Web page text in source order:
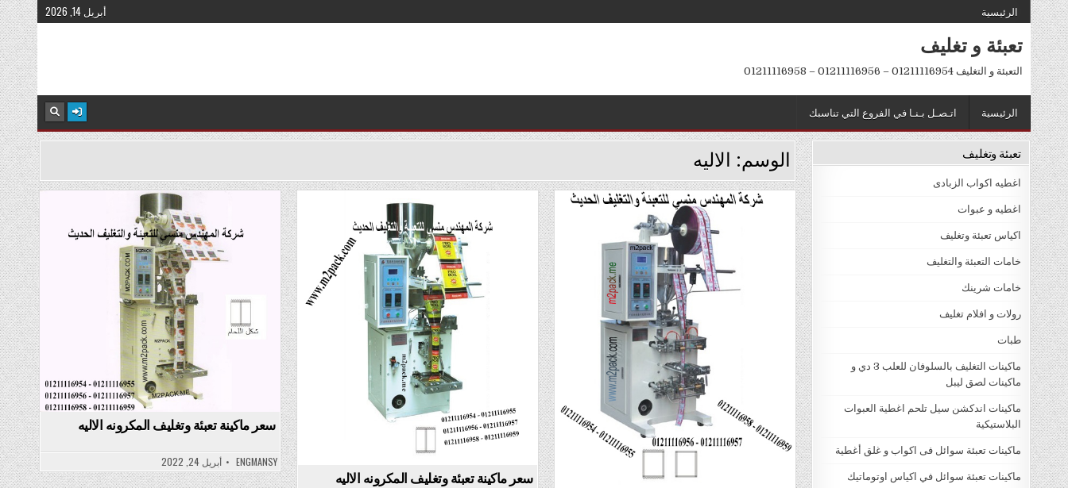
Skip
to
content
الرئيسية أبريل 14, 2026
تعبئة و تغليف
التعبئة و التغليف 01211116954 – 01211116956 – 01211116958
الرئيسية اتـصـل بـنـا في الفروع التي تناسبك
الوسم: الاليه
سعر ماكينة تعبئة وتغليف المكرونه الاليه
ENGMANSY أبريل 24, 2022
سعر ماكينة تعبئة وتغليف المكرونه الاليه
تعبئة وتغليف
اغطيه اكواب الزبادى
اغطيه و عبوات
اكياس تعبئة وتغليف
خامات التعبئة والتغليف
خامات شرينك
رولات و افلام تغليف
طبات
ماكينات التغليف بالسلوفان للعلب 3 دي و
ماكينات لصق ليبل
ماكينات اندكشن سيل تلحم اغطية العبوات
البلاستيكية
ماكينات تعبئة سوائل فى اكواب و غلق أغطية
ماكينات تعبئة سوائل في اكياس اوتوماتيك